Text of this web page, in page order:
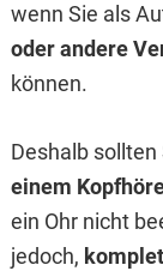
wenn Sie als
oder andere
können.
Deshalb
einem
ein Ohr nicht
jedoch,